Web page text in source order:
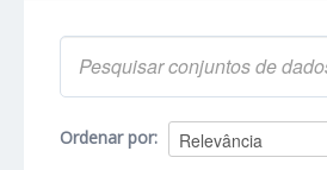
Ordenar por